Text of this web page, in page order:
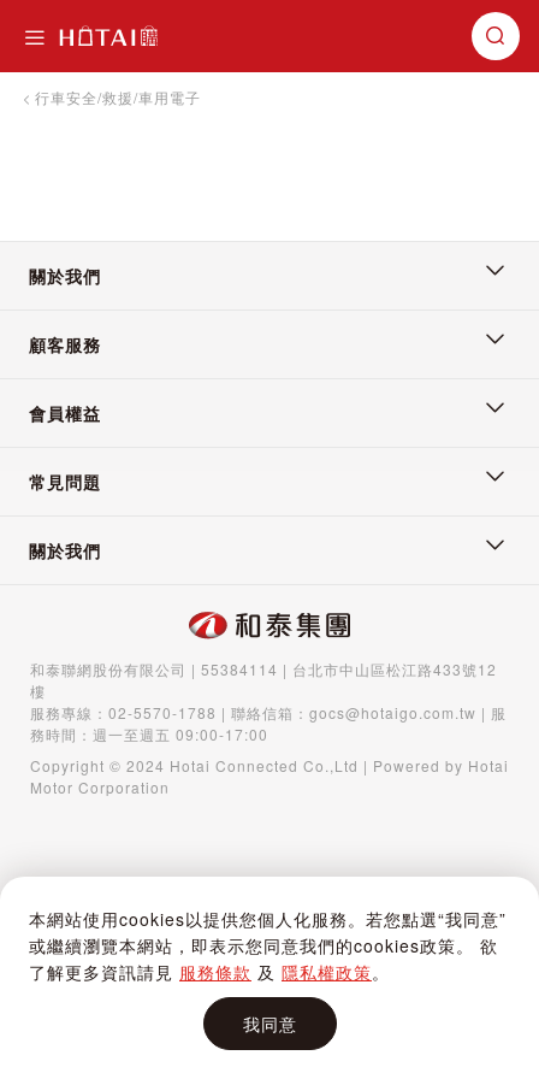
本網站使用cookies以提供您個人化服務。若您點選“我同意”
或繼續瀏覽本網站，即表示您同意我們的cookies政策。 欲
了解更多資訊請見 服務條款 及 隱私權政策。
我同意
購物車
行車安全/救援/車用電子
關於我們
顧客服務
會員權益
常見問題
關於我們
和泰聯網股份有限公司 | 55384114 | 台北市中山區松江路433號12
樓
服務專線： 02-5570-1788 | 聯絡信箱： gocs@hotaigo.com.tw | 服
務時間：週一至週五 09:00-17:00
Copyright © 2024 Hotai Connected Co.,Ltd | Powered by Hotai
Motor Corporation